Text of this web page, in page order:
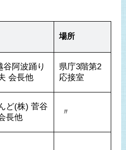
場所
阿波踊り
会長他
県庁3階第2
応接室
ど(株) 菅谷
長他
〃